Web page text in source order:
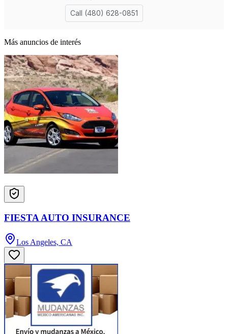
Más anuncios de interés
FIESTA AUTO INSURANCE
Los Angeles, CA